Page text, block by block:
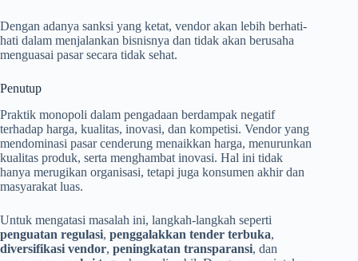
Dengan adanya sanksi yang ketat, vendor akan lebih berhati-
hati dalam menjalankan bisnisnya dan tidak akan berusaha
menguasai pasar secara tidak sehat.
Penutup
Praktik monopoli dalam pengadaan berdampak negatif
terhadap harga, kualitas, inovasi, dan kompetisi. Vendor yang
mendominasi pasar cenderung menaikkan harga, menurunkan
kualitas produk, serta menghambat inovasi. Hal ini tidak
hanya merugikan organisasi, tetapi juga konsumen akhir dan
masyarakat luas.
Untuk mengatasi masalah ini, langkah-langkah seperti
penguatan regulasi, penggalakkan tender terbuka,
diversifikasi vendor, peningkatan transparansi, dan